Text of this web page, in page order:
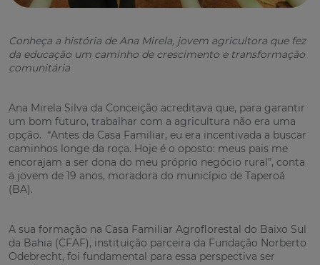
Conheça a história de Ana Mirela, jovem agricultora que fez
da educação um caminho de crescimento e transformação
comunitária
Ana Mirela Silva da Conceição acreditava que, para garantir
um bom futuro, trabalhar com a agricultura não era uma
opção. “Antes da Casa Familiar, eu era incentivada a buscar
caminhos longe da roça. Hoje é o oposto: meus pais me
encorajam a ser dona do meu próprio negócio rural”, conta
a jovem de 19 anos, moradora do município de Taperoá
(BA).
A sua formação na Casa Familiar Agroflorestal do Baixo Sul
da Bahia (CFAF), instituição parceira da Fundação Norberto
Odebrecht, foi fundamental para essa perspectiva ser